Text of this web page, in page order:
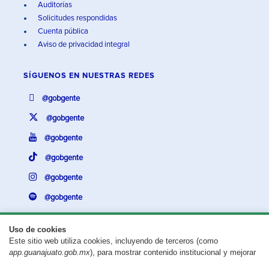
Uso de cookies
Este sitio web utiliza cookies, incluyendo de terceros (como
app.guanajuato.gob.mx), para mostrar contenido institucional y mejorar
Auditorías
Solicitudes respondidas
Cuenta pública
Aviso de privacidad integral
SÍGUENOS EN NUESTRAS REDES
@gobgente
@gobgente
@gobgente
@gobgente
@gobgente
@gobgente
¿Existe algún problema con esta página?Repórtalo aquí.